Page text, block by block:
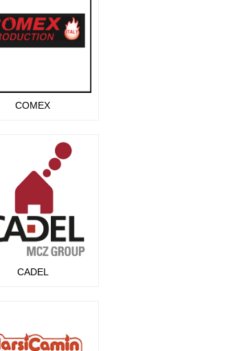
COMEX
CADEL